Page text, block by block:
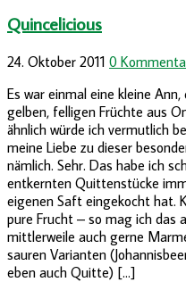
Quincelicious
24. Oktober 2011 0
Es war einmal eine kleine
gelben, felligen Früchte aus
ähnlich würde ich vermutlich
meine Liebe zu dieser
nämlich. Sehr. Das habe ich
entkernten Quittenstücke
eigenen Saft eingekocht hat.
pure Frucht – so mag ich das
mittlerweile auch gerne
sauren Varianten
eben auch Quitte) […]